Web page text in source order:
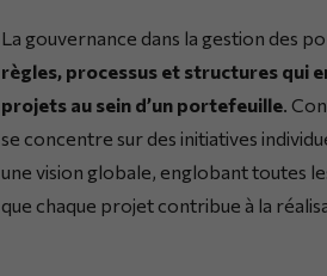
La gouvernance dans la gestion des
règles, processus et structures qui
projets au sein d’un portefeuille .
se concentre sur des initiatives
une vision globale, englobant toutes
que chaque projet contribue à la